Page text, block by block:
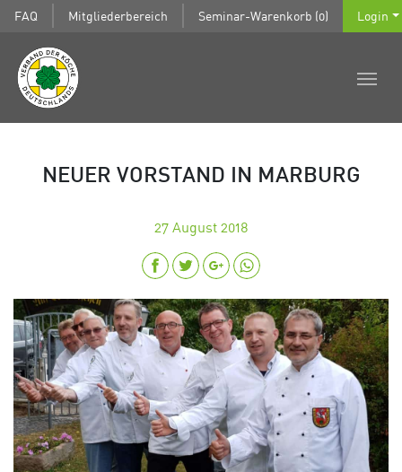
FAQ Mitgliederbereich Seminar-Warenkorb (0) Login
NEUER VORSTAND IN MARBURG
27 August 2018